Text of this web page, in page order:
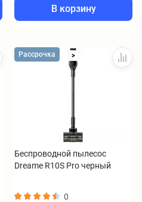
В корзину
Рассрочка >
Беспроводной пылесос
Dreame R10S Pro черный
0